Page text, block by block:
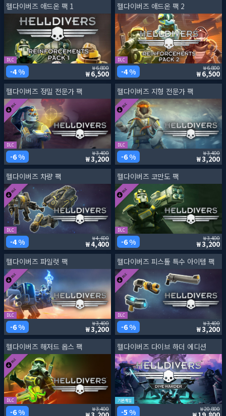
헬다이버즈 애드온 팩 1
DLC
4 % 6,800
6,500
헬다이버즈 애드온 팩 2
DLC
4 % 6,800
6,500
헬다이버즈 정밀 전문가 팩
DLC
6 % 3,400
3,200
헬다이버즈 지형 전문가 팩
DLC
6 % 3,400
3,200
헬다이버즈 차량 팩
DLC
4 % 4,600
4,400
헬다이버즈 코만도 팩
DLC
6 % 3,400
3,200
헬다이버즈 파일럿 팩
DLC
6 % 3,400
3,200
헬다이버즈 피스톨 특수 아이템 팩
DLC
6 % 3,400
3,200
헬다이버즈 해저드 옵스 팩
DLC
6 % 3,400
헬다이버즈 다이브 하더 에디션
기본게임
5 % 20,800